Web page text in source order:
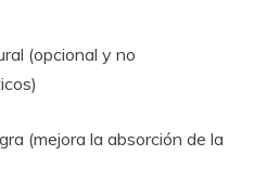
(opcional y no
(mejora la absorción de la